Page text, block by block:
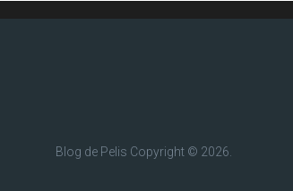
Blog de Pelis Copyright © 2026.